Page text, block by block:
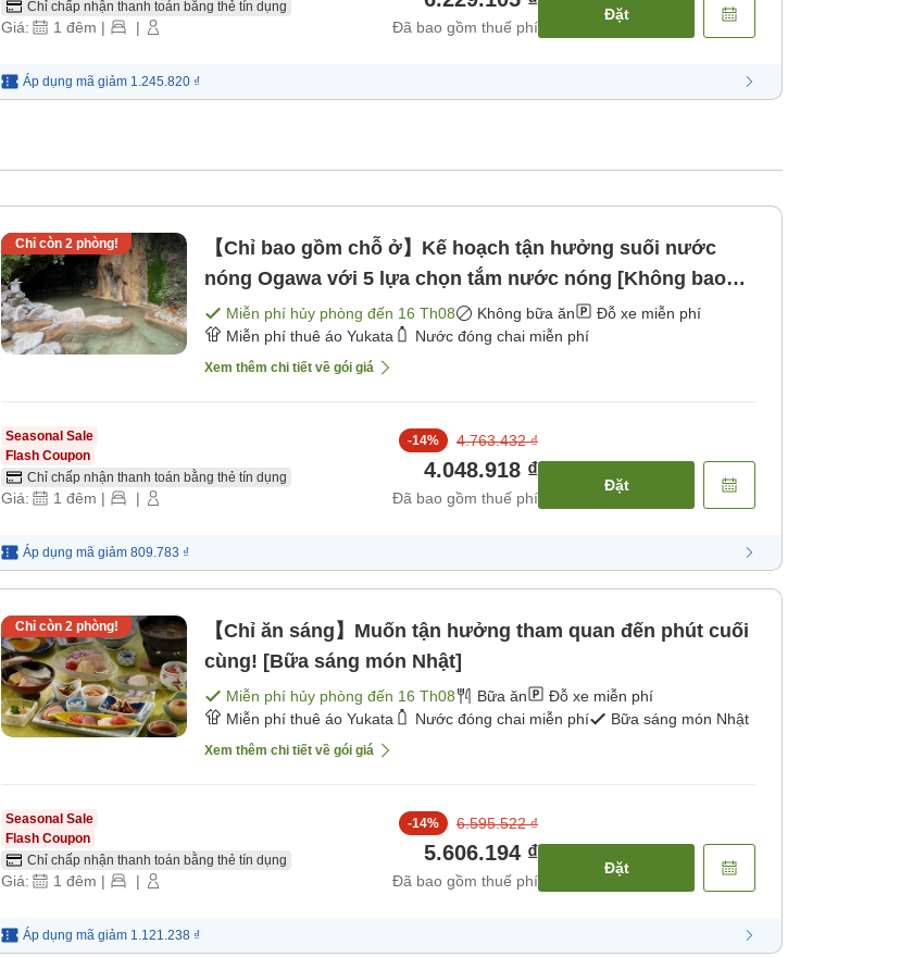
Chỉ chấp nhận thanh toán bằng thẻ tín dụng
Giá: 1 đêm | | Đã bao gồm thuế phí
Đặt
Áp dụng mã giảm 1.245.820 ₫
Chỉ còn 2phòng!
【Chỉ bao gồm chỗ ở】Kế hoạch tận hưởng suối nước
nóng Ogawa với 5 lựa chọn tắm nước nóng [Không bao
gồm bữa ăn]
Miễn phí hủy phòng đến 16 Th08 Không bữa ăn
Đỗ xe miễn phí
Miễn phí thuê áo Yukata
Nước đóng chai miễn phí
Xem thêm chi tiết về gói giá
Seasonal Sale
Flash Coupon
Chỉ chấp nhận thanh toán bằng thẻ tín dụng
Giá: 1 đêm | |
-14% 4.763.432 ₫
4.048.918 ₫
Đã bao gồm thuế phí
Đặt
Áp dụng mã giảm 809.783 ₫
Chỉ còn 2phòng!
【Chỉ ăn sáng】Muốn tận hưởng tham quan đến phút cuối
cùng! [Bữa sáng món Nhật]
Miễn phí hủy phòng đến 16 Th08 Bữa ăn
Đỗ xe miễn phí
Miễn phí thuê áo Yukata
Nước đóng chai miễn phí Bữa sáng món Nhật
Xem thêm chi tiết về gói giá
Seasonal Sale
Flash Coupon
Chỉ chấp nhận thanh toán bằng thẻ tín dụng
Giá: 1 đêm | |
-14% 6.595.522 ₫
5.606.194 ₫
Đã bao gồm thuế phí
Đặt
Áp dụng mã giảm 1.121.238 ₫